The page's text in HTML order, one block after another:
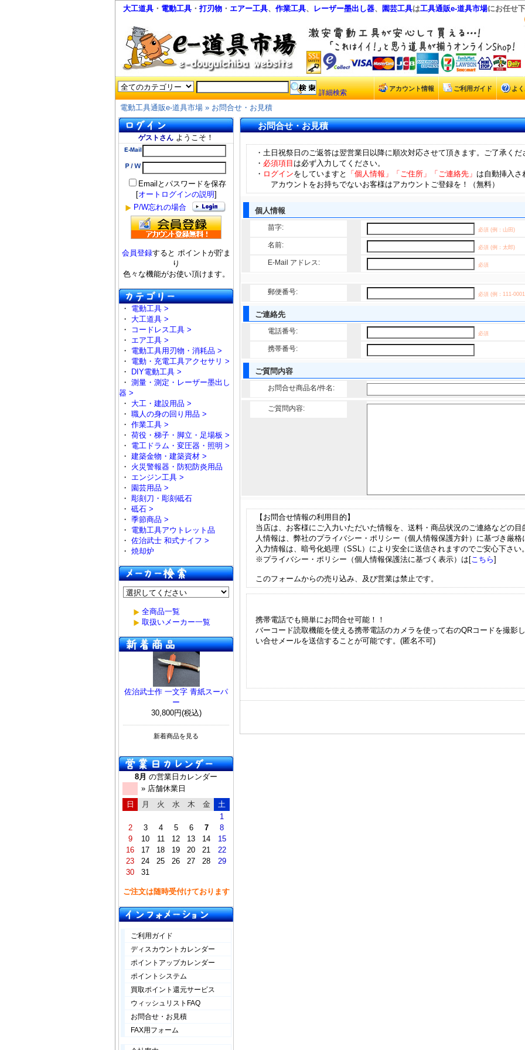
大工道具 ・ 電動工具 ・ 打刃物 ・ エアー工具、 作業工具、 レーザー墨出し器、 園芸工具は工具通販e-道具市場にお任せ
詳細検索 よ
ご利用ガイド
アカウント情報
電動工具通販e-道具市場 » お問合せ・お見積
ゲストさん ようこそ！
Emailとパスワードを保存
[オートログインの説明]
P/W忘れの場合
会員登録すると ポイントが貯ま
り
色々な機能がお使い頂けます。
・ 電動工具 >
・ 大工道具 >
・
コードレス工具 >
・ エア工具 >
・ 電動工具用刃物・消耗品 >
・ 電動・充電工具アクセサリ >
・
DIY電動工具 >
・ 測量・測定・レーザー墨出し
器 >
・ 大工・建設用品 >
・ 職人の身の回り用品 >
・ 作業工具 >
・ 荷役・梯子・脚立・足場板 >
・ 電工ドラム・変圧器・照明 >
・ 建築金物・建築資材 >
・ 火災警報器・防犯防炎用品
・ エンジン工具 >
・ 園芸用品 >
・ 彫刻刀・彫刻砥石
・ 砥石 >
・ 季節商品 >
・ 電動工具アウトレット品
・ 佐治武士 和式ナイフ >
・ 焼却炉
全商品一覧
取扱いメーカー一覧
佐治武士作 一文字 青紙スーパ
ー
30,800円(税込)
新着商品を見る
8月 の営業日カレンダー
» 店舗休業日
日
月 火 水 木 金
土
1
2
3 4 5 6 7
8
9
10 11 12 13 14
15
16
17 18 19 20 21
22
23
24 25 26 27 28
29
30
31
ご注文は随時受付けております
ご利用ガイド
ディスカウントカレンダー
ポイントアップカレンダー
ポイントシステム
買取ポイント還元サービス
ウィッシュリストFAQ
お問合せ・お見積
FAX用フォーム
お問合せ・お見積
・土日祝祭日のご返答は翌営業日以降に順次対応させて頂きます。ご了承くだ
・ 必須項目 は必ず入力してください。
・ ログインをしていますと 「個人情報」「ご住所」「ご連絡先」 は自動挿入さ
アカウントをお持ちでないお客様はアカウントご登録を！（無料）
個人情報
苗字: 必須 (例：山田)
名前: 必須 (例：太郎)
E-Mail アドレス: 必須
郵便番号: 必須 (例：111-
ご連絡先
電話番号: 必須
携帯番号:
ご質問内容
お問合せ商品名/件名:
ご質問内容:
【お問合せ情報の利用目的】
当店は、お客様にご入力いただいた情報を、送料・商品状況のご連絡などの
人情報は、弊社のプライバシー・ポリシー（個人情報保護方針）に基づき厳
入力情報は、暗号化処理（SSL）により安全に送信されますのでご安心下さい
※プライバシー・ポリシー（個人情報保護法に基づく表示）は[こちら]
このフォームからの売り込み、及び営業は禁止です。
携帯電話でも簡単にお問合せ可能！！
バーコード読取機能を使える携帯電話のカメラを使って右のQRコードを撮影
い合せメールを送信することが可能です。(匿名不可)